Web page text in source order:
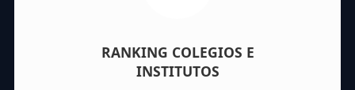
RANKING COLEGIOS E
INSTITUTOS